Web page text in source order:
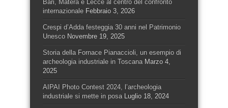
Bari, Matera e Lecce al centro del confronto
internazionale Febbraio 3, 2026
Crespi d’Adda festeggia 30 anni nel Patrimonio
Unesco Novembre 19, 2025
Storia della Fornace Pianaccioli, un esempio di
archeologia industriale in Toscana Marzo 4,
2025
AIPAI Photo Contest 2024, l’archeologia
industriale si mette in posa Luglio 18, 2024